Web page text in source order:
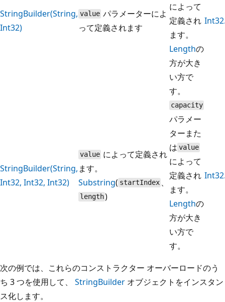
StringBuilder(String,
Int32)
value パラメーターによ
って定義されます
によって
定義され
ます。
Lengthの
方が大き
い方で
す。
StringBuilder(String,
Int32, Int32, Int32)
value によって定義され
ます。
Substring( startIndex 、
length)
capacity
パラメー
ターまた
は value
によって
定義され
ます。
Lengthの
方が大き
い方で
す。
次の例では、これらのコンストラクター オーバーロードのう
ち 3 つを使用して、 StringBuilder オブジェクトをインスタン
ス化します。